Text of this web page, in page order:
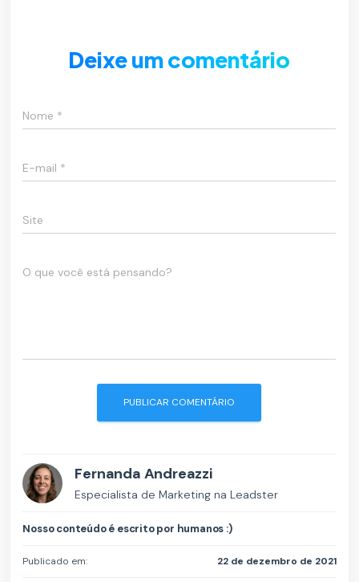
Deixe um comentário
Nome *
E-mail *
Site
O que você está pensando?
Fernanda Andreazzi
Especialista de Marketing na Leadster
Nosso conteúdo é escrito por humanos :)
Publicado em: 22 de dezembro de 2021